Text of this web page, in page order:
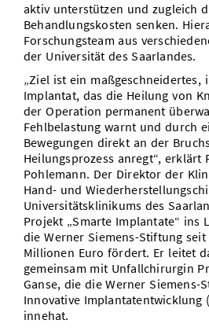
aktiv unterstützen und zugleich
Behandlungskosten senken.
Forschungsteam aus
der Universität des Saarlandes.
„Ziel ist ein maßgeschneidertes,
Implantat, das die Heilung von
der Operation permanent
Fehlbelastung warnt und durch
Bewegungen direkt an der
Heilungsprozess anregt“, erklärt
Pohlemann. Der Direktor der
Hand- und
Universitätsklinikums des
Projekt „Smarte Implantate“ ins
die Werner Siemens-Stiftung
Millionen Euro fördert. Er leitet
gemeinsam mit Unfallchirurgin
Ganse, die die Werner Siemens-
Innovative Implantatentwicklung
innehat.